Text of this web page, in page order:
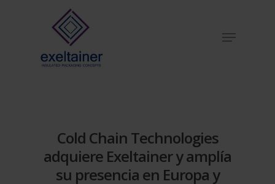
Cold Chain Technologies
adquiere Exeltainer y amplía
su presencia en Europa y